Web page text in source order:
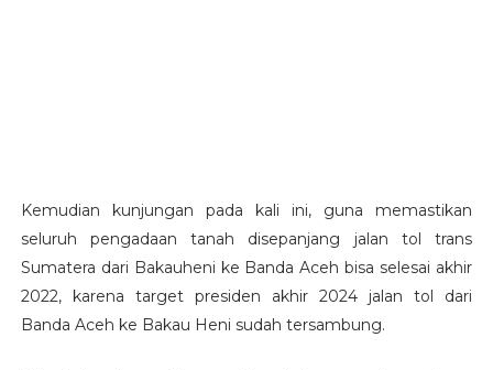
Kemudian kunjungan pada kali ini, guna memastikan
seluruh pengadaan tanah disepanjang jalan tol trans
Sumatera dari Bakauheni ke Banda Aceh bisa selesai akhir
2022, karena target presiden akhir 2024 jalan tol dari
Banda Aceh ke Bakau Heni sudah tersambung.